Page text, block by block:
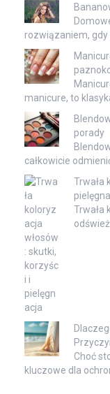
rozwiązaniem, gdy
manicure, to
porady
całkowicie
Trwała
Trwała
Choć
kluczowe dla